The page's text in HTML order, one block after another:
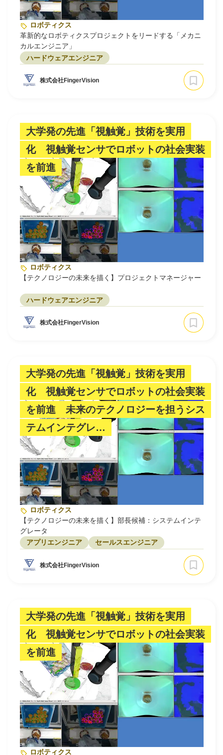
ロボティクス
革新的なロボティクスプロジェクトをリードする「メカニ
カルエンジニア」
ハードウェアエンジニア
株式会社FingerVision
大学発の先進「視触覚」技術を実用
化 視触覚センサでロボットの社会実装
を前進
ロボティクス
【テクノロジーの未来を描く】プロジェクトマネージャー
ハードウェアエンジニア
株式会社FingerVision
大学発の先進「視触覚」技術を実用
化 視触覚センサでロボットの社会実装
を前進 未来のテクノロジーを担うシス
テムインテグレ…
ロボティクス
【テクノロジーの未来を描く】部長候補：システムインテ
グレータ
アプリエンジニア
セールスエンジニア
株式会社FingerVision
大学発の先進「視触覚」技術を実用
化 視触覚センサでロボットの社会実装
を前進
ロボティクス